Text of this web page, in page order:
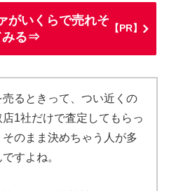
がいくらで売れそ
みる⇒
【PR】
売るときって、つい近くの
店1社だけで査定してもらっ
そのまま決めちゃう人が多
すよね。